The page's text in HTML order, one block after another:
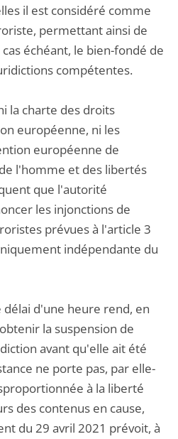
il est considéré comme
permettant ainsi de
échéant, le bien-fondé de
compétentes.
la charte des droits
européenne, ni les
européenne de
l'homme et des libertés
que l'autorité
les injonctions de
prévues à l'article 3
indépendante du
délai d'une heure rend, en
la suspension de
avant qu'elle ait été
ne porte pas, par elle-
à la liberté
des contenus en cause,
du 29 avril 2021 prévoit, à